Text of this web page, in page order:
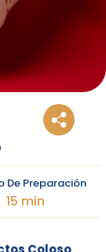
De Preparación
15 min